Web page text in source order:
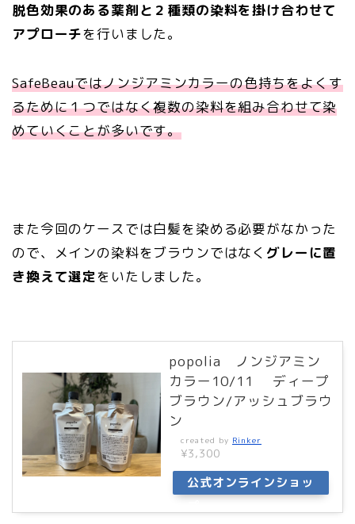
脱色効果のある薬剤と２種類の染料を掛け合わせて
アプローチを行いました。
SafeBeauではノンジアミンカラーの色持ちをよくす
るために１つではなく複数の染料を組み合わせて染
めていくことが多いです。
また今回のケースでは白髪を染める必要がなかった
ので、メインの染料をブラウンではなく グレーに置
き換えて選定をいたしました。
popolia ノンジアミン
カラー10/11 ディープ
ブラウン/アッシュブラウ
ン
created by Rinker
¥3,300
公式オンラインショッ